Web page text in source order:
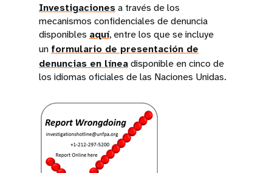
Investigacionesa través de los
mecanismos confidenciales de denuncia
disponibles aquí, entre los que se incluye
un formulario de presentación de
denuncias en líneadisponible en cinco de
los idiomas oficiales de las Naciones Unidas.